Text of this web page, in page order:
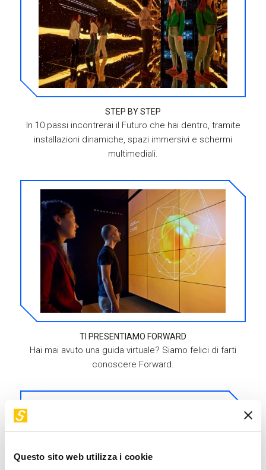
Questo sito web utilizza i cookie
STEP BY STEP
In 10 passi incontrerai il Futuro che hai dentro, tramite
installazioni dinamiche, spazi immersivi e schermi
multimediali.
TI PRESENTIAMO FORWARD
Hai mai avuto una guida virtuale? Siamo felici di farti
conoscere Forward.